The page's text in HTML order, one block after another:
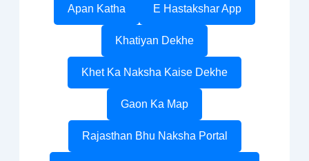
Apan Katha E Hastakshar App
Khatiyan Dekhe
Khet Ka Naksha Kaise Dekhe
Gaon Ka Map
Rajasthan Bhu Naksha Portal